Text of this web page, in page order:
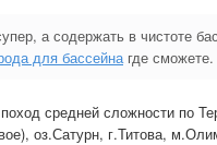
а содержать в чистоте
для бассейнагде сможете.
средней сложности по
оз.Сатурн, г.Титова,